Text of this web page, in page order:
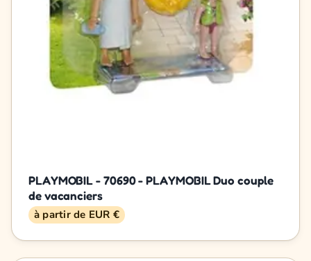
PLAYMOBIL - 70690 - PLAYMOBIL Duo couple
de vacanciers
à partir de EUR €